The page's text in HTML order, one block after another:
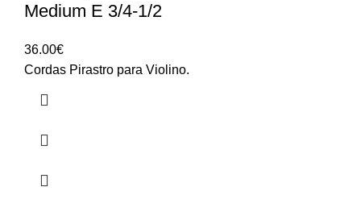
Medium E 3/4-1/2
36.00€
Cordas Pirastro para Violino.